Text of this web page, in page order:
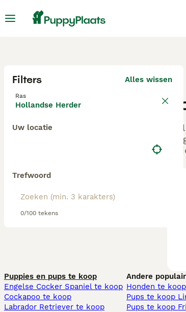
Filters Alles wissen
Ras
Hollandse Herder
Uw locatie
Trefwoord
0/100 tekens
Puppies en pups te koop
Engelse Cocker Spaniel te koop
Cockapoo te koop
Labrador Retriever te koop
Andere
Honden te
Pups te koop
Pups te koop